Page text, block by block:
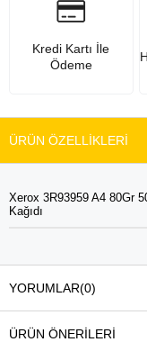
Kredi Kartı İle
Ödeme
ÜRÜN ÖZELLIKLERI
Xerox 3R93959 A4 80Gr
Kağıdı
YORUMLAR(0)
ÜRÜN ÖNERILERI